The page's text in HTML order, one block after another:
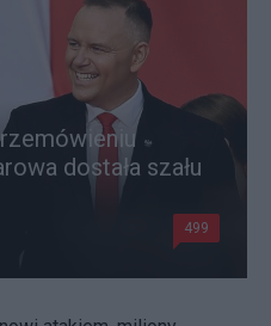
dostała szału
499